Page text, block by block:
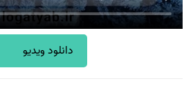
دانلود ویدیو